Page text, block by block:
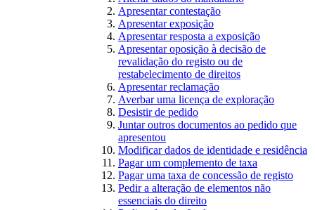
Apresentar contestação
Apresentar exposição
Apresentar resposta a exposição
Apresentar oposição à decisão de
revalidação do registo ou de
restabelecimento de direitos
Apresentar reclamação
Averbar uma licença de exploração
Desistir de pedido
Juntar outros documentos ao pedido que
apresentou
Modificar dados de identidade e residência
Pagar um complemento de taxa
Pagar uma taxa de concessão de registo
Pedir a alteração de elementos não
essenciais do direito